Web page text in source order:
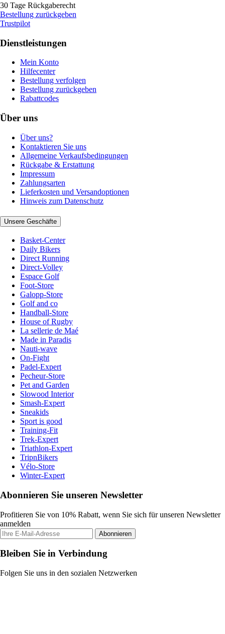
30 Tage Rückgaberecht
Bestellung zurückgeben
Trustpilot
Dienstleistungen
Mein Konto
Hilfecenter
Bestellung verfolgen
Bestellung zurückgeben
Rabattcodes
Über uns
Über uns?
Kontaktieren Sie uns
Allgemeine Verkaufsbedingungen
Rückgabe & Erstattung
Impressum
Zahlungsarten
Lieferkosten und Versandoptionen
Hinweis zum Datenschutz
Unsere Geschäfte
Basket-Center
Daily Bikers
Direct Running
Direct-Volley
Espace Golf
Foot-Store
Galopp-Store
Golf and co
Handball-Store
House of Rugby
La sellerie de Maé
Made in Paradis
Nauti-wave
On-Fight
Padel-Expert
Pecheur-Store
Pet and Garden
Slowood Interior
Smash-Expert
Sneakids
Sport is good
Training-Fit
Trek-Expert
Triathlon-Expert
TripnBikers
Vélo-Store
Winter-Expert
Abonnieren Sie unseren Newsletter
Profitieren Sie von 10% Rabatt, wenn Sie sich für unseren Newsletter
anmelden
Abonnieren
Bleiben Sie in Verbindung
Folgen Sie uns in den sozialen Netzwerken